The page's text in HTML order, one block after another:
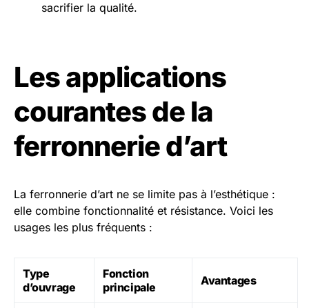
sacrifier la qualité.
Les applications
courantes de la
ferronnerie d’art
La ferronnerie d’art ne se limite pas à l’esthétique :
elle combine fonctionnalité et résistance. Voici les
usages les plus fréquents :
Type
d’ouvrage
Fonction
principale
Avantages